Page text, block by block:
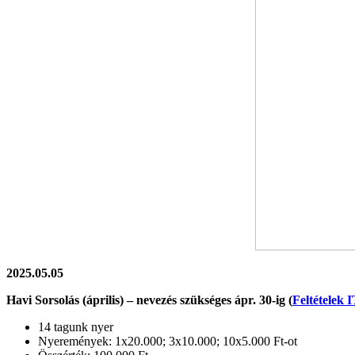
2025.05.05
Havi Sorsolás (április) – nevezés szükséges ápr. 30-ig (Feltételek
14 tagunk nyer
Nyeremények: 1x20.000; 3x10.000; 10x5.000 Ft-ot